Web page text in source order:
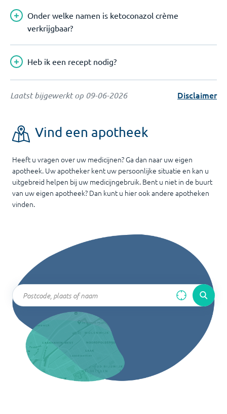
Onder welke namen is ketoconazol crème
verkrijgbaar?
Heb ik een recept nodig?
Laatst bijgewerkt op 09-06-2026 Disclaimer
Vind een apotheek
Heeft u vragen over uw medicijnen? Ga dan naar uw eigen
apotheek. Uw apotheker kent uw persoonlijke situatie en kan u
uitgebreid helpen bij uw medicijngebruik. Bent u niet in de buurt
van uw eigen apotheek? Dan kunt u hier ook andere apotheken
vinden.